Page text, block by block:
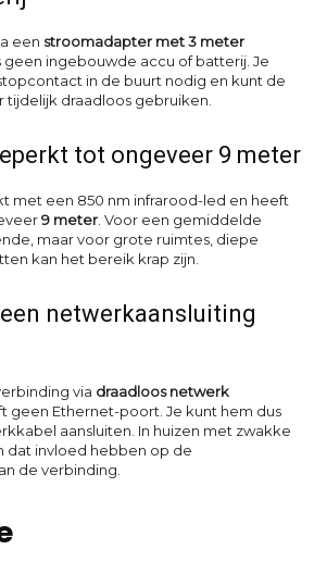
een stroomadapter met 3 meter
is geen ingebouwde accu of batterij. Je
in de buurt nodig en kunt de
tijdelijk draadloos gebruiken.
tot ongeveer 9 meter
met een 850 nm infrarood-led en heeft
9 meter . Voor een gemiddelde
maar voor grote ruimtes, diepe
kan het bereik krap zijn.
netwerkaansluiting
via draadloos netwerk
geen Ethernet-poort. Je kunt hem dus
aansluiten. In huizen met zwakke
dat invloed hebben op de
de verbinding.